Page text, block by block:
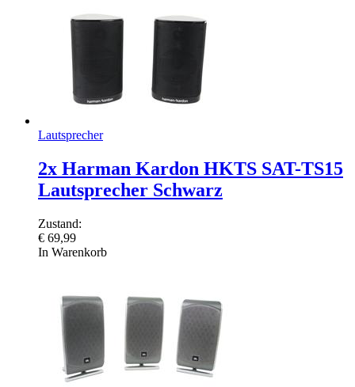
Lautsprecher
2x Harman Kardon HKTS SAT-TS15
Lautsprecher Schwarz
Zustand:
€ 69,99
In Warenkorb